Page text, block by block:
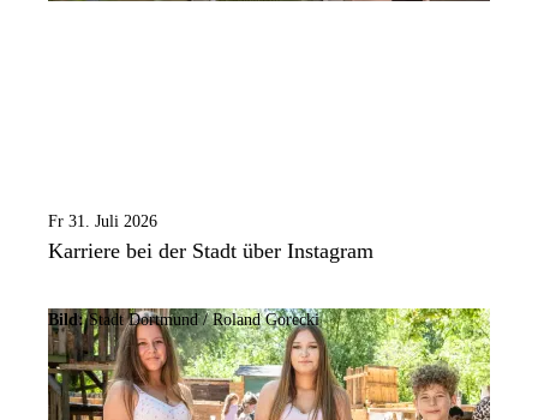
Fr 31. Juli 2026
Karriere bei der Stadt über Instagram
Bild:Stadt Dortmund / Roland Gorecki